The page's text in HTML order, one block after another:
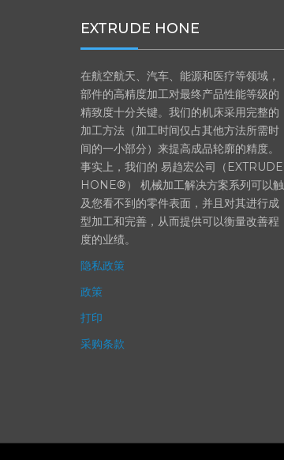
EXTRUDE HONE
在航空航天、汽车、能源和医疗等领域，
部件的高精度加工对最终产品性能等级的
精致度十分关键。我们的机床采用完整的
加工方法（加工时间仅占其他方法所需时
间的一小部分）来提高成品轮廓的精度。
事实上，我们的 易趋宏公司（EXTRUDE
HONE®） 机械加工解决方案系列可以触
及您看不到的零件表面，并且对其进行成
型加工和完善，从而提供可以衡量改善程
度的业绩。
隐私政策
政策
打印